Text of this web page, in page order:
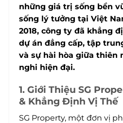
những giá trị sống bền
sống lý tưởng tại Việt
2018, công ty đã khẳng
dự án đẳng cấp, tập
và sự hài hòa giữa thiên
nghi hiện đại.
1. Giới Thiệu SG
& Khẳng Định Vị Thế
SG Property, một đơn vị